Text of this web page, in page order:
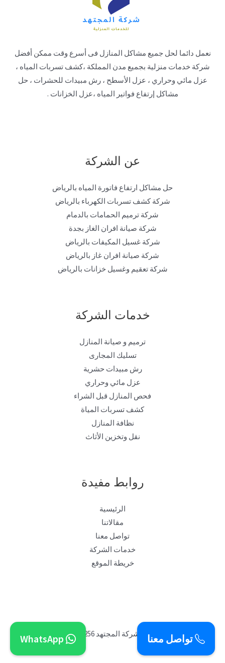
نعمل دائما لحل جميع مشاكل المنازل فى أسرع وقت ممكن أفضل
شركة خدمات منزلية بجميع مدن المملكة ،كشف تسربات المياه ،
عزل مائي وحراري ، عزل الأسطح ، رش مبيدات للحشرات ، حل
مشاكل إرتفاع فواتير المياه ،عزل الخزانات .
عن الشركة
حل مشاكل ارتفاع فاتورة المياه بالرياض
شركة كشف تسربات الكهرباء بالرياض
شركة ترميم الحمامات بالدمام
شركة صيانة افران الغاز بجدة
شركة غسيل المكيفات بالرياض
شركة صيانة افران غاز بالرياض
شركة تعقيم وغسيل خزانات بالرياض
خدمات الشركة
ترميم و صيانة المنازل
تسليك المجارى
رش مبيدات حشرية
عزل مائي وحراري
فحص المنازل قبل الشراء
كشف تسربات المياة
نظافة المنازل
نقل وتخزين الأثاث
روابط مفيدة
الرئيسية
مقالاتنا
تواصل معنا
خدمات الشركة
خريطة الموقع
[تصميم ]شركة المجتهد 0505519256تواصل معنا